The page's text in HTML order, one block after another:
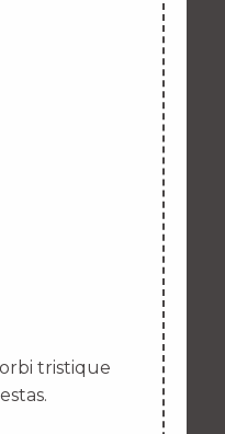
tristique